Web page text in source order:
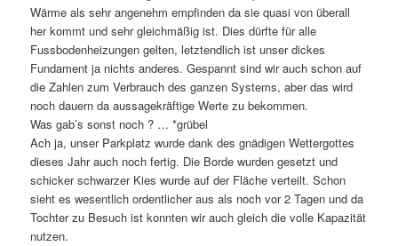
Wärme als sehr angenehm empfinden da sie quasi von überall
her kommt und sehr gleichmäßig ist. Dies dürfte für alle
Fussbodenheizungen gelten, letztendlich ist unser dickes
Fundament ja nichts anderes. Gespannt sind wir auch schon auf
die Zahlen zum Verbrauch des ganzen Systems, aber das wird
noch dauern da aussagekräftige Werte zu bekommen.
Was gab’s sonst noch ? … *grübel
Ach ja, unser Parkplatz wurde dank des gnädigen Wettergottes
dieses Jahr auch noch fertig. Die Borde wurden gesetzt und
schicker schwarzer Kies wurde auf der Fläche verteilt. Schon
sieht es wesentlich ordentlicher aus als noch vor 2 Tagen und da
Tochter zu Besuch ist konnten wir auch gleich die volle Kapazität
nutzen.